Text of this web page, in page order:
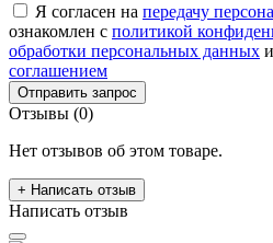
Я согласен на передачу
ознакомлен с политикой
обработки персональных данных и
соглашением
Отправить запрос
Отзывы (0)
Нет отзывов об этом товаре.
+ Написать отзыв
Написать отзыв